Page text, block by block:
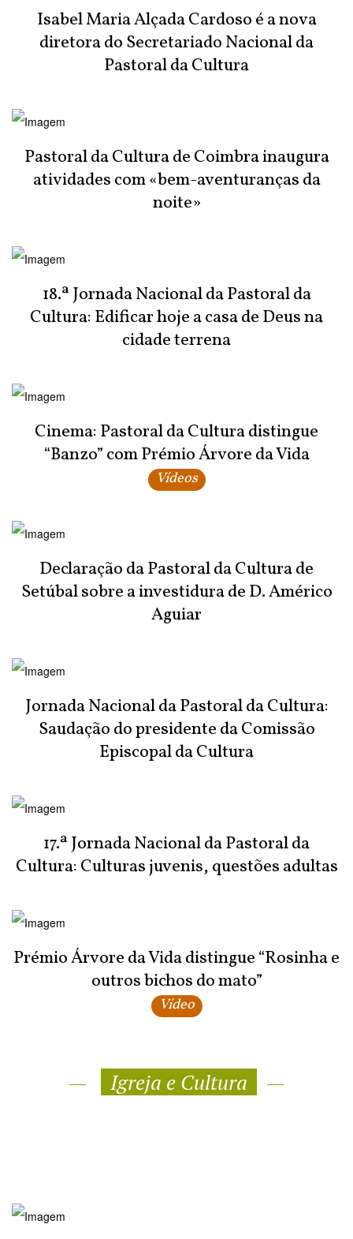
Isabel Maria Alçada Cardoso é a nova
diretora do Secretariado Nacional da
Pastoral da Cultura
Pastoral da Cultura de Coimbra inaugura
atividades com «bem-aventuranças da
noite»
18.ª Jornada Nacional da Pastoral da
Cultura: Edificar hoje a casa de Deus na
cidade terrena
Cinema: Pastoral da Cultura distingue
“Banzo” com Prémio Árvore da Vida
Vídeos
Declaração da Pastoral da Cultura de
Setúbal sobre a investidura de D. Américo
Aguiar
Jornada Nacional da Pastoral da Cultura:
Saudação do presidente da Comissão
Episcopal da Cultura
17.ª Jornada Nacional da Pastoral da
Cultura: Culturas juvenis, questões adultas
Prémio Árvore da Vida distingue “Rosinha e
outros bichos do mato”
Vídeo
Igreja e Cultura